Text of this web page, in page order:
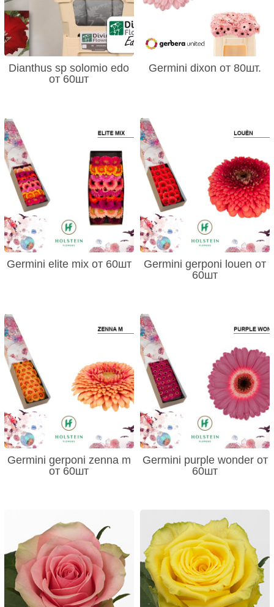
Dianthus sp solomio edo
от 60шт
Germini dixon от 80шт.
Germini elite mix от 60шт
Germini gerponi louen от
60шт
Germini gerponi zenna m
от 60шт
Germini purple wonder от
60шт